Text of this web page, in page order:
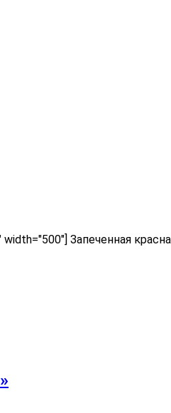
width="500"] Запеченная